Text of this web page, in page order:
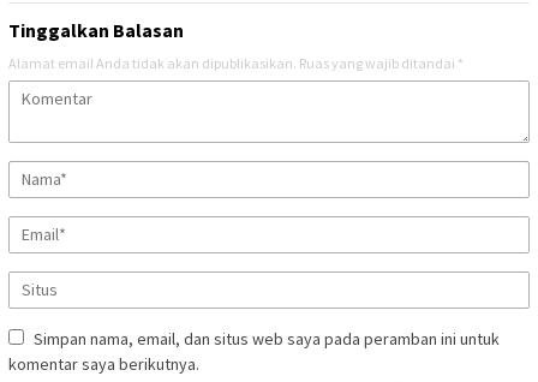
Tinggalkan Balasan
Alamat email Anda tidak akan dipublikasikan. Ruas yang wajib ditandai *
Simpan nama, email, dan situs web saya pada peramban ini untuk
komentar saya berikutnya.